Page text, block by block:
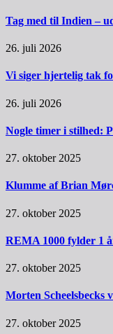
Tag med til Indien –
26. juli 2026
Vi siger hjertelig tak
26. juli 2026
Nogle timer i stilhed:
27. oktober 2025
Klumme af Brian
27. oktober 2025
REMA 1000 fylder 1
27. oktober 2025
Morten Scheelsbecks
27. oktober 2025